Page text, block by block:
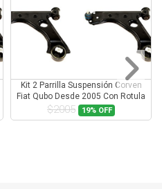
Kit 2 Parrilla Suspensión Corven
Fiat Qubo Desde 2005 Con Rotula
$2005 19% OFF